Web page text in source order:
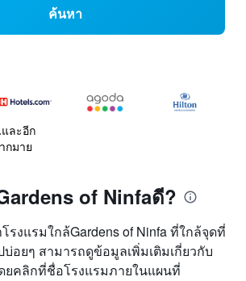
ค้นหา
และอีก
กมาย
of Ninfaดี?
งแรมใกล้Gardens of Ninfa ที่ใกล้จุดที่
อยๆ สามารถดูข้อมูลเพิ่มเติมเกี่ยวกับ
ยคลิกที่ชื่อโรงแรมภายในแผนที่